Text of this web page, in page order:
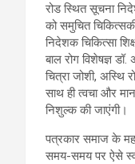
रोड स्थित सूचना
को समुचित
निदेशक चिकित्सा
बाल रोग विशेषज्ञ डॉ.
चित्रा जोशी, अस्थि
साथ ही त्वचा और
निशुल्क की जाएंगी।
पत्रकार समाज के
समय-समय पर ऐसे